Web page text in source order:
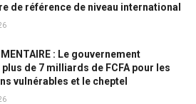
de référence de niveau international
: Le gouvernement
de 7 milliards de FCFA pour les
vulnérables et le cheptel